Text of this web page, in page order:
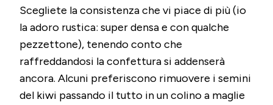
Scegliete la consistenza che vi piace di più (io
la adoro rustica: super densa e con qualche
pezzettone), tenendo conto che
raffreddandosi la confettura si addenserà
ancora. Alcuni preferiscono rimuovere i semini
del kiwi passando il tutto in un colino a maglie